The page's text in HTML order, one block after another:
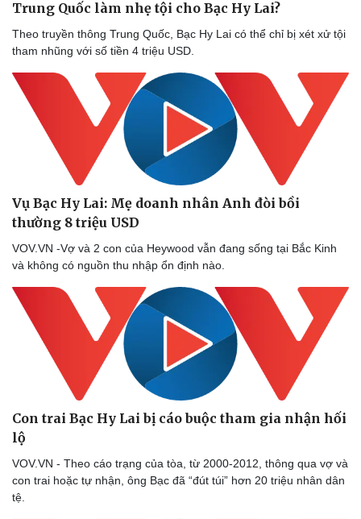
Doanh nghiệp
Thông tin doanh nghiệp
Doanh nghiệp 24h
Doanh nhân
Vì cộng đồng
Công nghệ
Sành điệu
Tin Công nghệ
Trải nghiệm
Chuyển đổi số
Trung Quốc làm nhẹ tội cho Bạc Hy Lai?
Theo truyền thông Trung Quốc, Bạc Hy Lai có thể chỉ bị xét xử tội
tham nhũng với số tiền 4 triệu USD.
Vụ Bạc Hy Lai: Mẹ doanh nhân Anh đòi bồi
thường 8 triệu USD
VOV.VN -Vợ và 2 con của Heywood vẫn đang sống tại Bắc Kinh
và không có nguồn thu nhập ổn định nào.
Con trai Bạc Hy Lai bị cáo buộc tham gia nhận hối
lộ
VOV.VN - Theo cáo trạng của tòa, từ 2000-2012, thông qua vợ và
con trai hoặc tự nhận, ông Bạc đã “đút túi” hơn 20 triệu nhân dân
tệ.